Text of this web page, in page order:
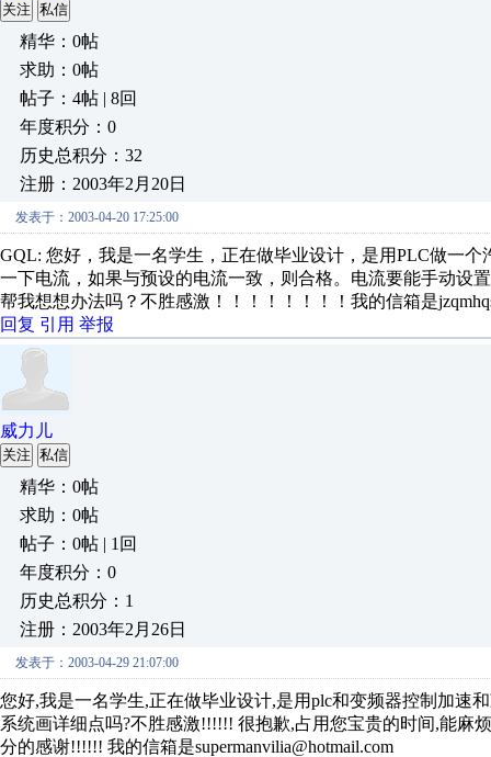
关注 私信
精华：0帖
求助：0帖
帖子：4帖 | 8回
年度积分：0
历史总积分：32
注册：2003年2月20日
发表于：2003-04-20 17:25:00
GQL: 您好，我是一名学生，正在做毕业设计，是用PLC做一
一下电流，如果与预设的电流一致，则合格。电流要能手动设
帮我想想办法吗？不胜感激！！！！！！！！我的信箱是
回复 引用 举报
威力儿
关注 私信
精华：0帖
求助：0帖
帖子：0帖 | 1回
年度积分：0
历史总积分：1
注册：2003年2月26日
发表于：2003-04-29 21:07:00
您好,我是一名学生,正在做毕业设计,是用plc和变频器控制加速
系统画详细点吗?不胜感激!!!!!! 很抱歉,占用您宝贵的时间,能麻
分的感谢!!!!!! 我的信箱是supermanvilia@hotmail.com